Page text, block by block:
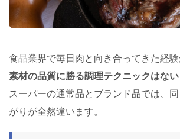
食品業界で毎日肉と向き合ってきた経験
素材の品質に勝る調理テクニックはない
スーパーの通常品とブランド品では、
がりが全然違います。